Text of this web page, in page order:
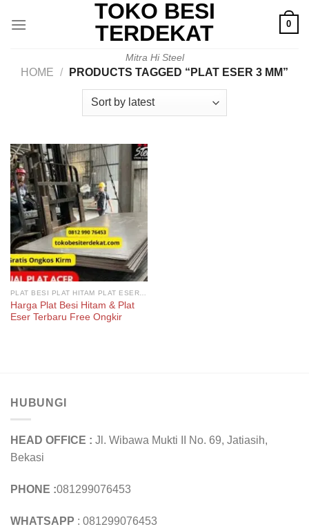
TOKO BESI
TERDEKAT
Mitra Hi Steel
0
HOME / PRODUCTS TAGGED “PLAT ESER 3 MM”
Harga Plat Besi Hitam & Plat
Eser Terbaru Free Ongkir
HUBUNGI
HEAD OFFICE : Jl. Wibawa Mukti II No. 69, Jatiasih,
Bekasi
PHONE :081299076453
WHATSAPP : 081299076453